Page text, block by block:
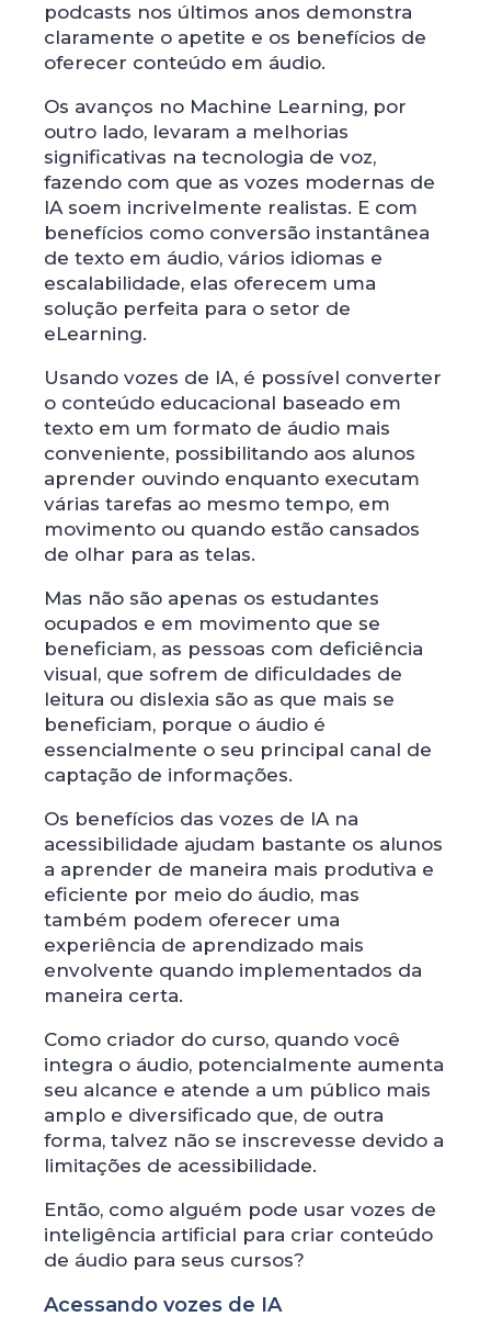
podcasts nos últimos anos demonstra
claramente o apetite e os benefícios de
oferecer conteúdo em áudio.
Os avanços no Machine Learning, por
outro lado, levaram a melhorias
significativas na tecnologia de voz,
fazendo com que as vozes modernas de
IA ​​soem incrivelmente realistas. E com
benefícios como conversão instantânea
de texto em áudio, vários idiomas e
escalabilidade, elas oferecem uma
solução perfeita para o setor de
eLearning.
Usando vozes de IA, é possível converter
o conteúdo educacional baseado em
texto em um formato de áudio mais
conveniente, possibilitando aos alunos
aprender ouvindo enquanto executam
várias tarefas ao mesmo tempo, em
movimento ou quando estão cansados ​​
de olhar para as telas.
Mas não são apenas os estudantes
ocupados e em movimento que se
beneficiam, as pessoas com deficiência
visual, que sofrem de dificuldades de
leitura ou dislexia são as que mais se
beneficiam, porque o áudio é
essencialmente o seu principal canal de
captação de informações.
Os benefícios das vozes de IA na
acessibilidade ajudam bastante os alunos
a aprender de maneira mais produtiva e
eficiente por meio do áudio, mas
também podem oferecer uma
experiência de aprendizado mais
envolvente quando implementados da
maneira certa.
Como criador do curso, quando você
integra o áudio, potencialmente aumenta
seu alcance e atende a um público mais
amplo e diversificado que, de outra
forma, talvez não se inscrevesse devido a
limitações de acessibilidade.
Então, como alguém pode usar vozes de
inteligência artificial ​​para criar conteúdo
de áudio para seus cursos?
Acessando vozes de IA